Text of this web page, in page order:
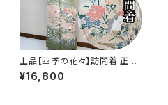
上品【四季の花々】訪問着 正絹
袷 s779
¥16,800